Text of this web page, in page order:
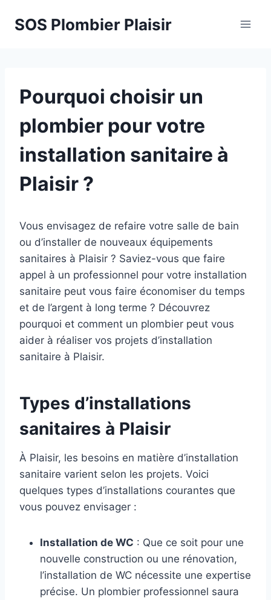
SOS Plombier Plaisir
Pourquoi choisir un
plombier pour votre
installation sanitaire à
Plaisir ?
Vous envisagez de refaire votre salle de bain
ou d’installer de nouveaux équipements
sanitaires à Plaisir ? Saviez-vous que faire
appel à un professionnel pour votre installation
sanitaire peut vous faire économiser du temps
et de l’argent à long terme ? Découvrez
pourquoi et comment un plombier peut vous
aider à réaliser vos projets d’installation
sanitaire à Plaisir.
Types d’installations
sanitaires à Plaisir
À Plaisir, les besoins en matière d’installation
sanitaire varient selon les projets. Voici
quelques types d’installations courantes que
vous pouvez envisager :
Installation de WC : Que ce soit pour une
nouvelle construction ou une rénovation,
l’installation de WC nécessite une expertise
précise. Un plombier professionnel saura